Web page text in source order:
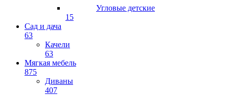
Угловые детские
15
Сад и дача
63
Качели
63
Мягкая мебель
875
Диваны
407